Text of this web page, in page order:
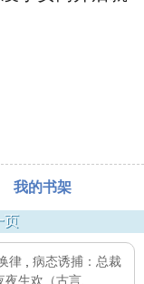
我的书架
页
律
病态诱捕：总裁
夜生欢（古言、